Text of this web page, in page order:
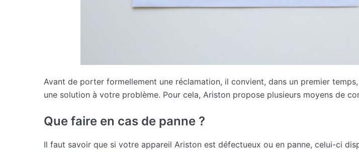
Avant de porter formellement une réclamation, il convient, dans un premier temps,
une solution à votre problème. Pour cela, Ariston propose plusieurs moyens de
Que faire en cas de panne ?
Il faut savoir que si votre appareil Ariston est défectueux ou en panne, celui-ci